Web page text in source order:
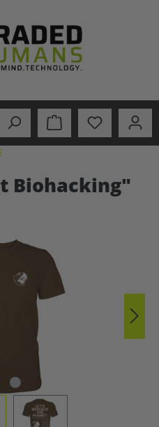
Biohacking"